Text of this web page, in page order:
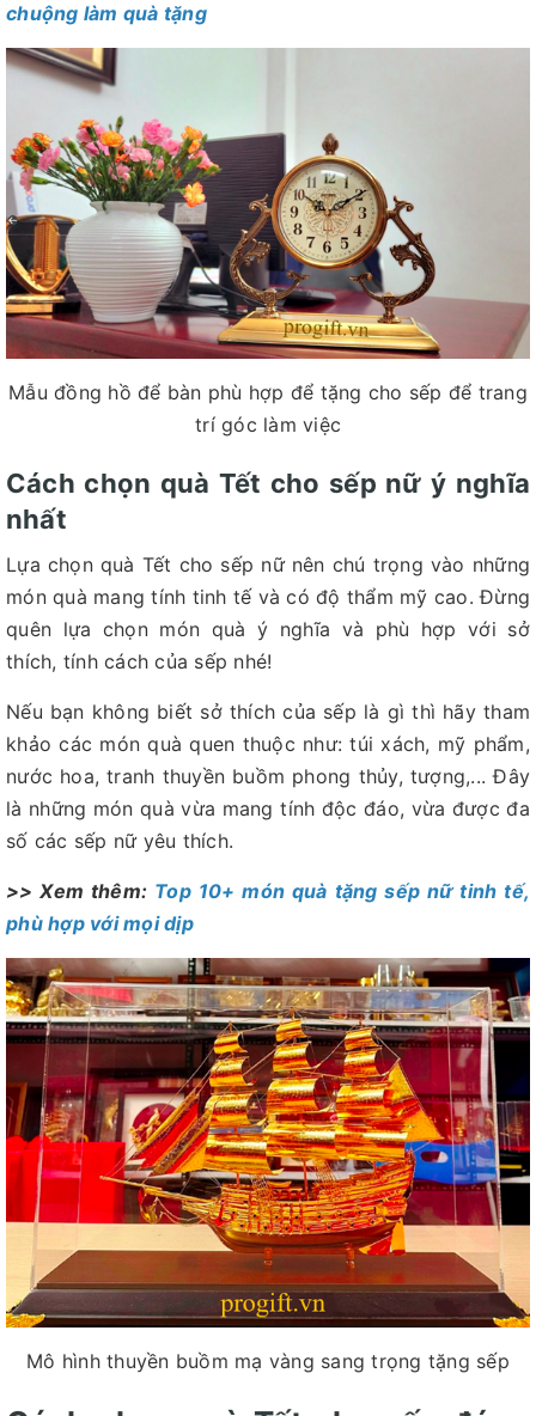
chuộng làm quà tặng
Mẫu đồng hồ để bàn phù hợp để tặng cho sếp để trang
trí góc làm việc
Cách chọn quà Tết cho sếp nữ ý nghĩa
nhất
Lựa chọn quà Tết cho sếp nữ nên chú trọng vào những
món quà mang tính tinh tế và có độ thẩm mỹ cao. Đừng
quên lựa chọn món quà ý nghĩa và phù hợp với sở
thích, tính cách của sếp nhé!
Nếu bạn không biết sở thích của sếp là gì thì hãy tham
khảo các món quà quen thuộc như: túi xách, mỹ phẩm,
nước hoa, tranh thuyền buồm phong thủy, tượng,... Đây
là những món quà vừa mang tính độc đáo, vừa được đa
số các sếp nữ yêu thích.
>> Xem thêm: Top 10+ món quà tặng sếp nữ tinh tế,
phù hợp với mọi dịp
Mô hình thuyền buồm mạ vàng sang trọng tặng sếp